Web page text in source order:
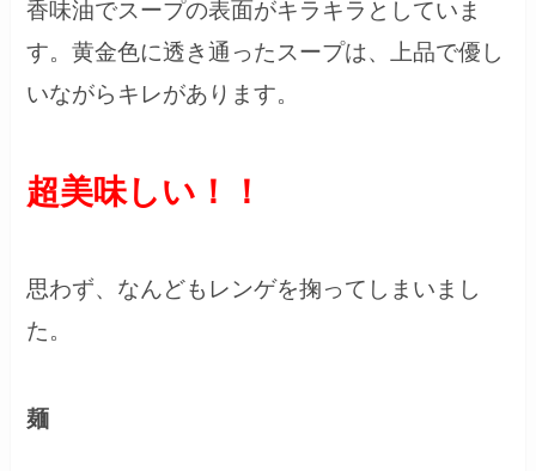
香味油でスープの表面がキラキラとしていま
す。黄金色に透き通ったスープは、上品で優し
いながらキレがあります。
超美味しい！！
思わず、なんどもレンゲを掬ってしまいまし
た。
麺